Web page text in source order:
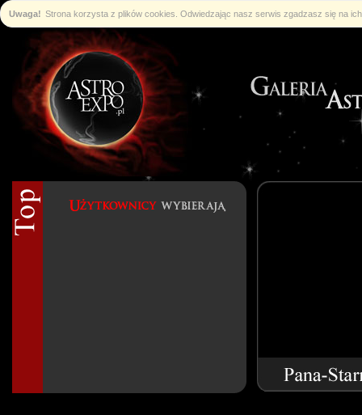
Uwaga! Strona korzysta z plików cookies. Odwiedzając nasz serwis zgadzasz się na